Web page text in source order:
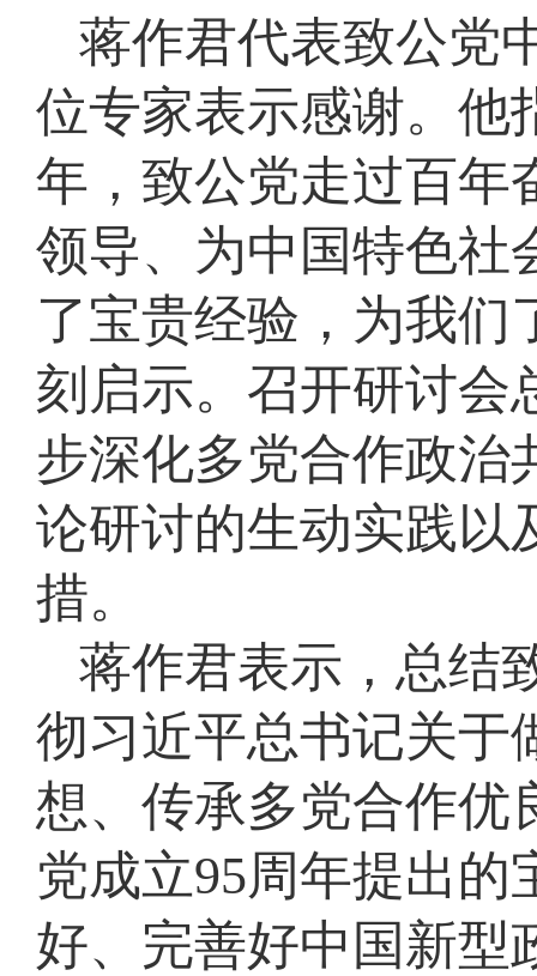
蒋作君代表致公党
位专家表示感谢。他
年，致公党走过百年
领导、为中国特色社
了宝贵经验，为我们
刻启示。召开研讨会
步深化多党合作政治
论研讨的生动实践以
措。
蒋作君表示，总结
彻习近平总书记关于
想、传承多党合作优
党成立95周年提出
好、完善好中国新型